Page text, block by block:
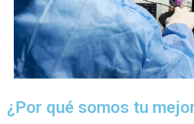
¿Por qué somos tu